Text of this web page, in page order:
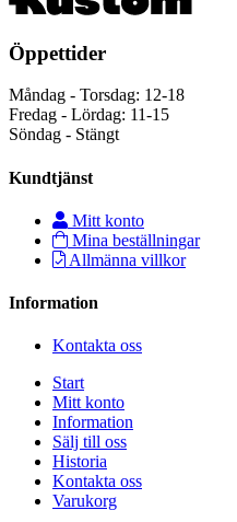
Öppettider
Måndag - Torsdag: 12-18
Fredag - Lördag: 11-15
Söndag - Stängt
Kundtjänst
Mitt konto
Mina beställningar
Allmänna villkor
Information
Kontakta oss
Start
Mitt konto
Information
Sälj till oss
Historia
Kontakta oss
Varukorg